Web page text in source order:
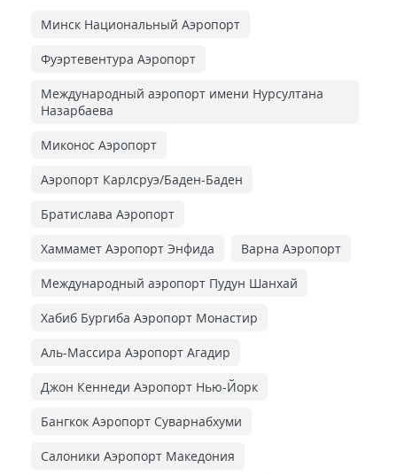
Минск Национальный Аэропорт
Фуэртевентура Аэропорт
Международный аэропорт имени Нурсултана
Назарбаева
Миконос Аэропорт
Аэропорт Карлсруэ/Баден-Баден
Братислава Аэропорт
Хаммамет Аэропорт Энфида Варна Аэропорт
Международный аэропорт Пудун Шанхай
Хабиб Бургиба Аэропорт Монастир
Аль-Массира Аэропорт Агадир
Джон Кеннеди Аэропорт Нью-Йорк
Бангкок Аэропорт Суварнабхуми
Салоники Аэропорт Македония